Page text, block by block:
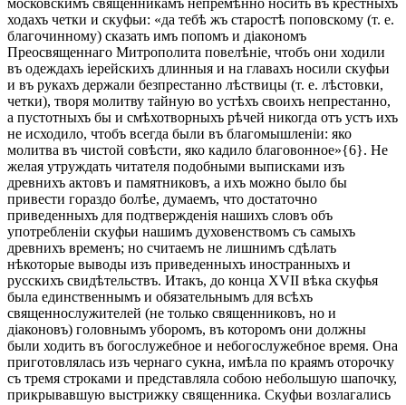
ходахъ четки и скуфьи: «да тебѣ жъ старостѣ поповскому (т. е.
благочинному) сказать имъ попомъ и діакономъ
Преосвященнаго Митрополита повелѣніе, чтобъ они ходили
въ одеждахъ іерейскихъ длинныя и на главахъ носили скуфьи
и въ рукахъ держали безпрестанно лѣствицы (т. е. лѣстовки,
четки), творя молитву тайную во устѣхъ своихъ непрестанно,
а пустотныхъ бы и смѣхотворныхъ рѣчей никогда отъ устъ ихъ
не исходило, чтобъ всегда были въ благомышленіи: яко
молитва въ чистой совѣсти, яко кадило благовонное»{6}. Не
желая утруждать читателя подобными выписками изъ
древнихъ актовъ и памятниковъ, а ихъ можно было бы
привести гораздо болѣе, думаемъ, что достаточно
приведенныхъ для подтвержденія нашихъ словъ объ
употребленіи скуфьи нашимъ духовенствомъ съ самыхъ
древнихъ временъ; но считаемъ не лишнимъ сдѣлать
нѣкоторые выводы изъ приведенныхъ иностранныхъ и
русскихъ свидѣтельствъ. Итакъ, до конца XVII вѣка скуфья
была единственнымъ и обязательнымъ для всѣхъ
священнослужителей (не только священниковъ, но и
діаконовъ) головнымъ уборомъ, въ которомъ они должны
были ходить въ богослужебное и небогослужебное время. Она
приготовлялась изъ чернаго сукна, имѣла по краямъ оторочку
съ тремя строками и представляла собою небольшую шапочку,
прикрывавшую выстрижку священника. Скуфьи возлагались